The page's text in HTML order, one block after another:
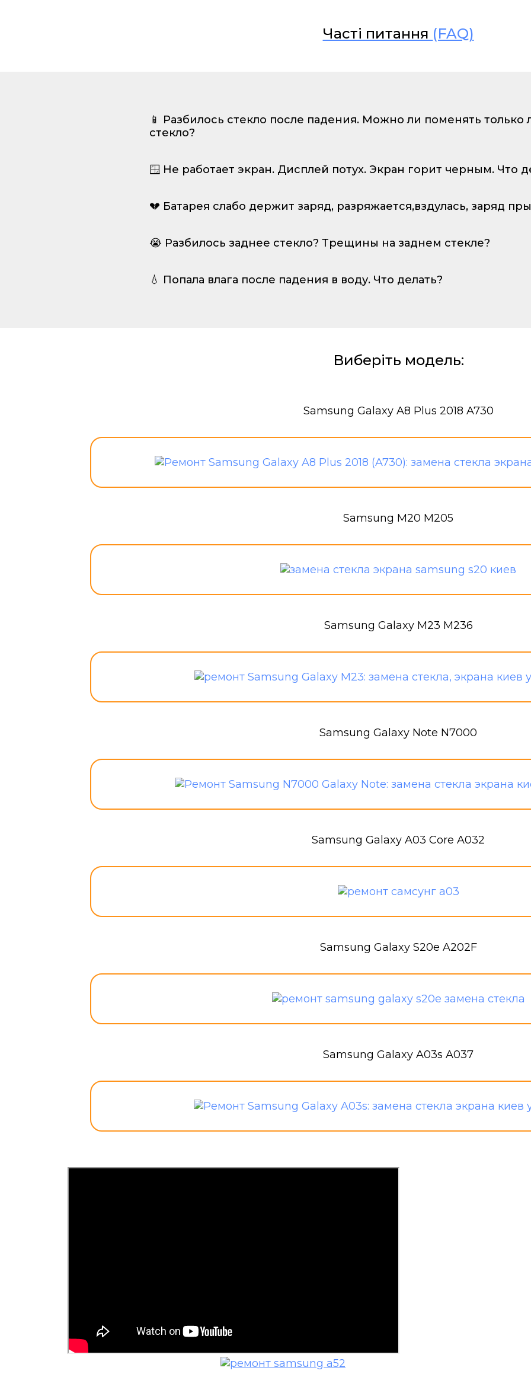
Часті питання (FAQ)
📱 Разбилось стекло после падения. Можно ли поменять только
стекло?
🪟 Не работает экран. Дисплей потух. Экран горит черным. Что
💔 Батарея слабо держит заряд, разряжается,вздулась, заряд
😭 Разбилось заднее стекло? Трещины на заднем стекле?
💧 Попала влага после падения в воду. Что делать?
Виберіть модель:
Samsung Galaxy A8 Plus 2018 A730
Samsung M20 M205
Samsung Galaxy M23 M236
Samsung Galaxy Note N7000
Samsung Galaxy A03 Core A032
Samsung Galaxy S20e A202F
Samsung Galaxy A03s A037